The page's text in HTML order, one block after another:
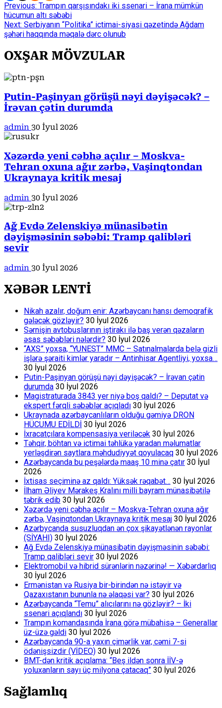
Continue
Reading
Previous: Trampın qarşısındakı iki ssenari – İrana mümkün
hücumun altı səbəbi
Next: Serbiyanın “Politika” ictimai-siyasi qəzetində Ağdam
şəhəri haqqında məqalə dərc olunub
OXŞAR MÖVZULAR
Putin-Paşinyan görüşü nəyi dəyişəcək? –
İrəvan çətin durumda
admin 30 İyul 2026
Xəzərdə yeni cəbhə açılır – Moskva-
Tehran oxuna ağır zərbə, Vaşinqtondan
Ukraynaya kritik mesaj
admin 30 İyul 2026
Ağ Evdə Zelenskiyə münasibətin
dəyişməsinin səbəbi: Tramp qalibləri
sevir
admin 30 İyul 2026
XƏBƏR LENTİ
Nikah azalır, doğum enir: Azərbaycanı hansı demoqrafik
gələcək gözləyir? 30 İyul 2026
Sərnişin avtobuslarının iştirakı ilə baş verən qəzaların
əsas səbəbləri nələrdir? 30 İyul 2026
“AXS” yoxsa, “YUNEST” MMC – Satınalmalarda belə gizli
işlərə şəraiti kimlər yaradır – Antinhisar Agentliyi, yoxsa…
30 İyul 2026
Putin-Paşinyan görüşü nəyi dəyişəcək? – İrəvan çətin
durumda 30 İyul 2026
Magistraturada 3843 yer niyə boş qaldı? – Deputat və
ekspert fərqli səbəblər açıqladı 30 İyul 2026
Ukraynada azərbaycanlıların olduğu gəmiyə DRON
HÜCUMU EDİLDİ 30 İyul 2026
İxracatçılara kompensasiya veriləcək 30 İyul 2026
Təhqir, böhtan və ictimai təhlükə yaradan məlumatlar
yerləşdirən saytlara məhdudiyyət qoyulacaq 30 İyul 2026
Azərbaycanda bu peşələrdə maaş 10 minə çatır 30 İyul
2026
İxtisas seçiminə az qaldı: Yüksək rəqabət… 30 İyul 2026
İlham Əliyev Mərakeş Kralını milli bayram münasibətilə
təbrik edib 30 İyul 2026
Xəzərdə yeni cəbhə açılır – Moskva-Tehran oxuna ağır
zərbə, Vaşinqtondan Ukraynaya kritik mesaj 30 İyul 2026
Azərbycanda susuzluqdan ən çox şikayətlənən rayonlar
(SİYAHI) 30 İyul 2026
Ağ Evdə Zelenskiyə münasibətin dəyişməsinin səbəbi:
Tramp qalibləri sevir 30 İyul 2026
Elektromobil və hibrid sürənlərin nəzərinə! — Xəbərdarlıq
30 İyul 2026
Ermənistan və Rusiya bir-birindən nə istəyir və
Qazaxıstanın bununla nə əlaqəsi var? 30 İyul 2026
Azərbaycanda “Temu” alıcılarını nə gözləyir? – İki
ssenari açıqlandı 30 İyul 2026
Trampın komandasında İrana görə mübahisə – Generallar
üz-üzə gəldi 30 İyul 2026
Azərbaycanda 90-a yaxın çimərlik var, cəmi 7-si
ödənişsizdir (VİDEO) 30 İyul 2026
BMT-dən kritik açıqlama: “Beş ildən sonra İİV-ə
yoluxanların sayı üç milyona çatacaq” 30 İyul 2026
Sağlamlıq